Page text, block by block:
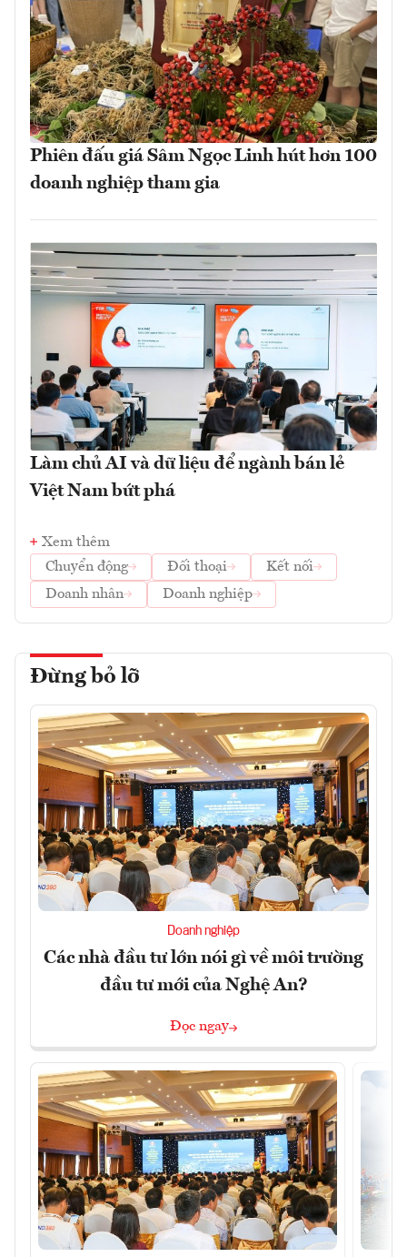
Phiên đấu giá Sâm Ngọc Linh hút hơn 100
doanh nghiệp tham gia
Làm chủ AI và dữ liệu để ngành bán lẻ
Việt Nam bứt phá
Xem thêm
Chuyển động
Đối thoại
Kết nối
Doanh nhân
Doanh nghiệp
Đừng bỏ lỡ
Doanh nghiệp
Các nhà đầu tư lớn nói gì về môi trường
đầu tư mới của Nghệ An?
Đọc ngay